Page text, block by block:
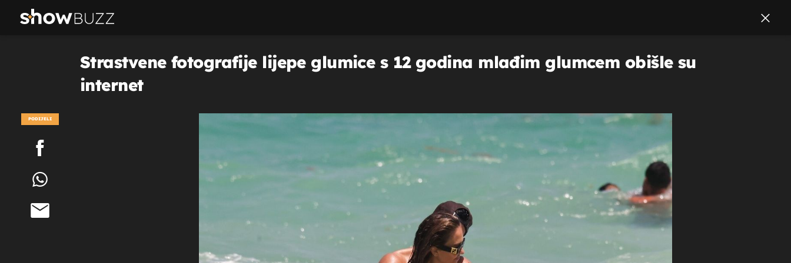
Strastvene fotografije lijepe glumice s 12 godina mlađim glumcem obišle su
internet
PODIJELI